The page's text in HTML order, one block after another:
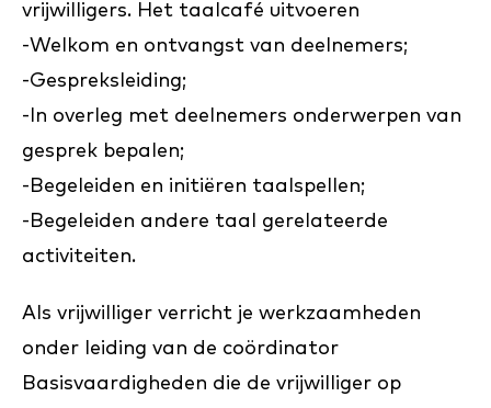
vrijwilligers. Het taalcafé uitvoeren
-Welkom en ontvangst van deelnemers;
-Gespreksleiding;
-In overleg met deelnemers onderwerpen van
gesprek bepalen;
-Begeleiden en initiëren taalspellen;
-Begeleiden andere taal gerelateerde
activiteiten.
Als vrijwilliger verricht je werkzaamheden
onder leiding van de coördinator
Basisvaardigheden die de vrijwilliger op